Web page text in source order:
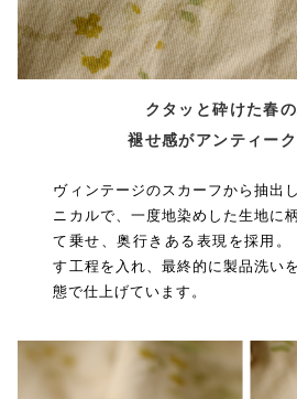
クタッと砕けた春
褪せ感がアンティー
ヴィンテージのスカーフから抽出
ニカルで、一度地染めした生地に
て乗せ、奥行きある表現を採用。
す工程を入れ、最終的に製品洗い
態で仕上げています。